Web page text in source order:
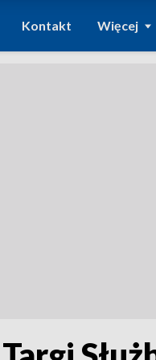
Kontakt Więcej